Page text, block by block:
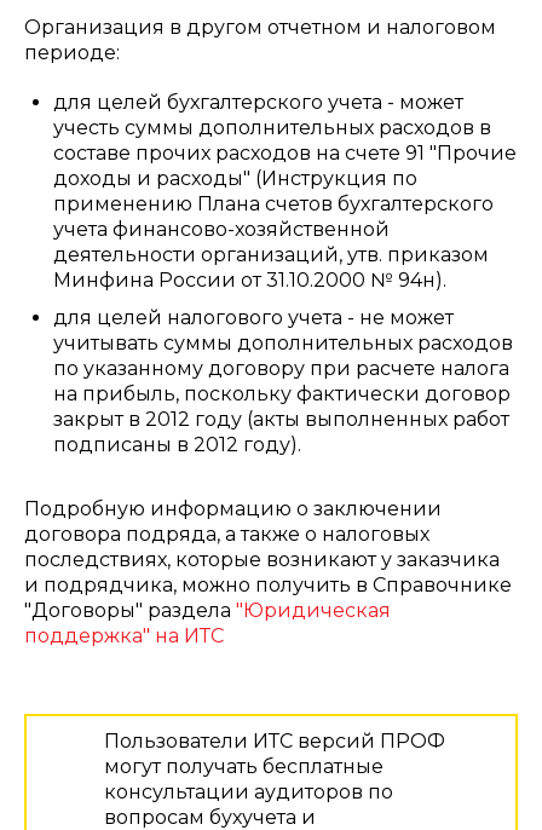
Организация в другом отчетном и налоговом
периоде:
для целей бухгалтерского учета - может
учесть суммы дополнительных расходов в
составе прочих расходов на счете 91 "Прочие
доходы и расходы" (Инструкция по
применению Плана счетов бухгалтерского
учета финансово-хозяйственной
деятельности организаций, утв. приказом
Минфина России от 31.10.2000 № 94н).
для целей налогового учета - не может
учитывать суммы дополнительных расходов
по указанному договору при расчете налога
на прибыль, поскольку фактически договор
закрыт в 2012 году (акты выполненных работ
подписаны в 2012 году).
Подробную информацию о заключении
договора подряда, а также о налоговых
последствиях, которые возникают у заказчика
и подрядчика, можно получить в Справочнике
"Договоры" раздела "Юридическая
поддержка" на ИТС
Пользователи ИТС версий ПРОФ
могут получать бесплатные
консультации аудиторов по
вопросам бухучета и